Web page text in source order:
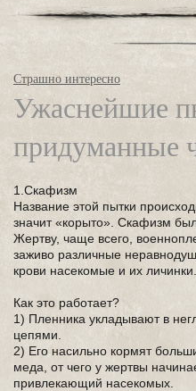
Страшно интересно
Ужаснейшие
придуманные
1.Скафизм
Название этой пытки
значит «корыто». Скафизм
Жертву, чаще всего,
заживо различные
крови насекомые и их личинки.
Как это работает?
1) Пленника укладывают в
цепями.
2) Его насильно кормят
меда, от чего у жертвы
привлекающий насекомых.